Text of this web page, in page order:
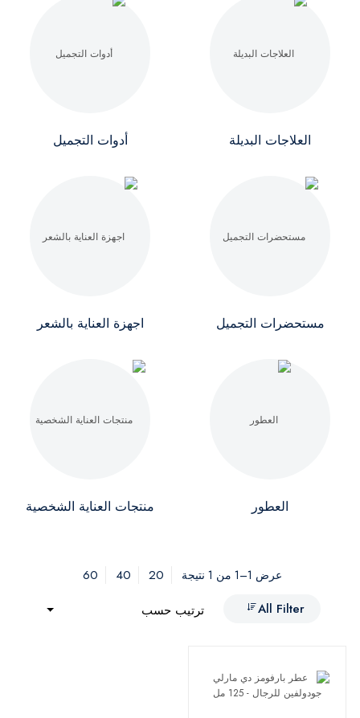
العلاجات البديلة أدوات التجميل
مستحضرات التجميل اجهزة العناية بالشعر
العطور منتجات العناية الشخصية
عرض 1–1 من 1 نتيجة 20
40
60
All Filter
ترتيب حسب